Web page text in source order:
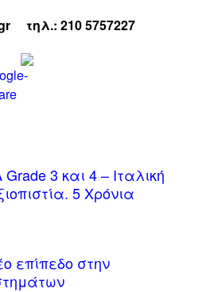
τηλ.: 210 5757227
3 και 4 – Ιταλική
5 Χρόνια
επίπεδο στην